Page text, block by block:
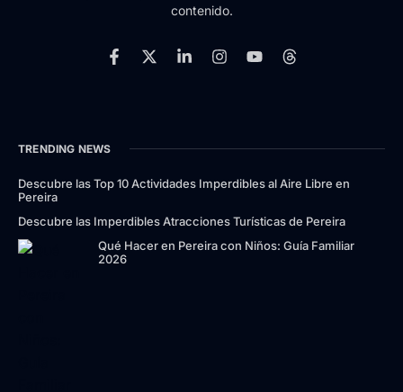
contenido.
TRENDING NEWS
Descubre las Top 10 Actividades Imperdibles al Aire Libre en
Pereira
Descubre las Imperdibles Atracciones Turísticas de Pereira
Qué Hacer en Pereira con Niños: Guía Familiar
2026